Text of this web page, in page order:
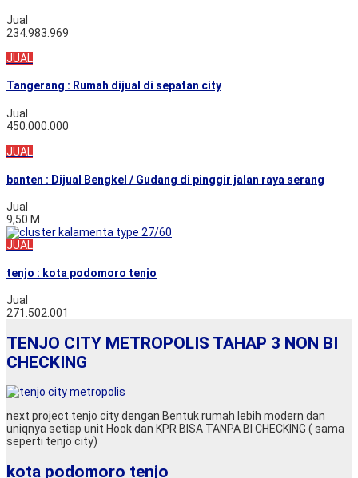
Jual
234.983.969
JUAL
Tangerang : Rumah dijual di sepatan city
Jual
450.000.000
JUAL
banten : Dijual Bengkel / Gudang di pinggir jalan raya serang
Jual
9,50 M
JUAL
tenjo : kota podomoro tenjo
Jual
271.502.001
TENJO CITY METROPOLIS TAHAP 3 NON BI
CHECKING
next project tenjo city dengan Bentuk rumah lebih modern dan
uniqnya setiap unit Hook dan KPR BISA TANPA BI CHECKING ( sama
seperti tenjo city)
kota podomoro tenjo